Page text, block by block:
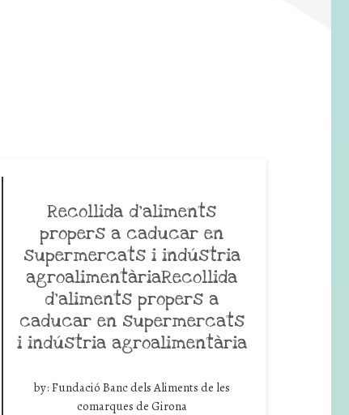
Recollida d’aliments
propers a caducar en
supermercats i indústria
agroalimentàriaRecollida
d’aliments propers a
caducar en supermercats
i indústria agroalimentària
by: Fundació Banc dels Aliments de les
comarques de Girona